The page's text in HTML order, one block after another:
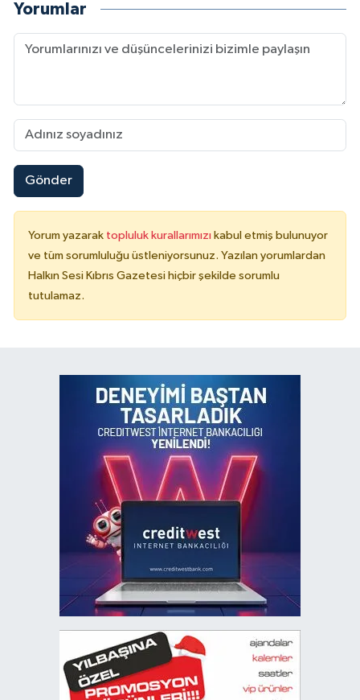
Yorumlar
Gönder
Yorum yazarak topluluk kurallarımızı kabul etmiş bulunuyor
ve tüm sorumluluğu üstleniyorsunuz. Yazılan yorumlardan
Halkın Sesi Kıbrıs Gazetesi hiçbir şekilde sorumlu
tutulamaz.